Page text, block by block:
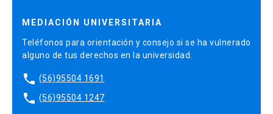
MEDIACIÓN UNIVERSITARIA
Teléfonos para orientación y consejo si se ha vulnerado
alguno de tus derechos en la universidad.
phone (56)95504 1691
phone (56)95504 1247